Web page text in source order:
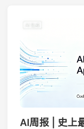
AI周报 | 史上